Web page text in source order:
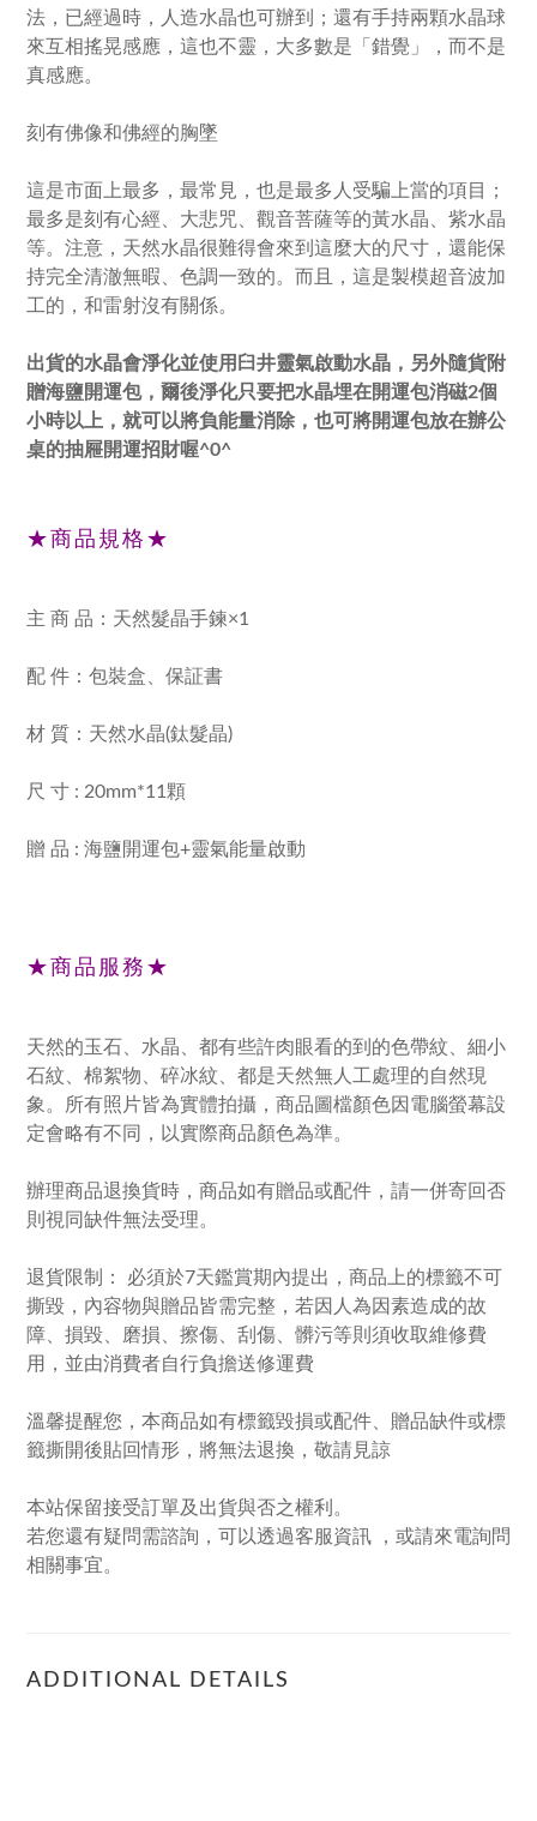
法，已經過時，人造水晶也可辦到；還有手持兩顆水晶球
來互相搖晃感應，這也不靈，大多數是「錯覺」，而不是
真感應。
刻有佛像和佛經的胸墜
這是市面上最多，最常見，也是最多人受騙上當的項目；
最多是刻有心經、大悲咒、觀音菩薩等的黃水晶、紫水晶
等。注意，天然水晶很難得會來到這麼大的尺寸，還能保
持完全清澈無暇、色調一致的。而且，這是製模超音波加
工的，和雷射沒有關係。
出貨的水晶會淨化並使用臼井靈氣啟動水晶，另外隨貨附
贈海鹽開運包，爾後淨化只要把水晶埋在開運包消磁2個
小時以上，就可以將負能量消除，也可將開運包放在辦公
桌的抽屜開運招財喔^0^
★商品規格★
主 商 品：天然髮晶手鍊×1
配 件：包裝盒、保証書
材 質：天然水晶(鈦髮晶)
尺 寸 : 20mm*11顆
贈 品 : 海鹽開運包+靈氣能量啟動
★商品服務★
天然的玉石、水晶、都有些許肉眼看的到的色帶紋、細小
石紋、棉絮物、碎冰紋、都是天然無人工處理的自然現
象。所有照片皆為實體拍攝，商品圖檔顏色因電腦螢幕設
定會略有不同，以實際商品顏色為準。
辦理商品退換貨時，商品如有贈品或配件，請一併寄回否
則視同缺件無法受理。
退貨限制： 必須於7天鑑賞期內提出，商品上的標籤不可
撕毀，內容物與贈品皆需完整，若因人為因素造成的故
障、損毀、磨損、擦傷、刮傷、髒污等則須收取維修費
用，並由消費者自行負擔送修運費
溫馨提醒您，本商品如有標籤毀損或配件、贈品缺件或標
籤撕開後貼回情形，將無法退換，敬請見諒
本站保留接受訂單及出貨與否之權利。
若您還有疑問需諮詢，可以透過客服資訊 ，或請來電詢問
相關事宜。
ADDITIONAL DETAILS